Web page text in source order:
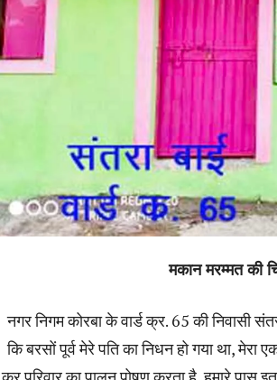
मकान मरम्मत की
नगर निगम कोरबा के वार्ड क्र. 65 की निवासी
कि बरसों पूर्व मेरे पति का निधन हो गया था, मेरा